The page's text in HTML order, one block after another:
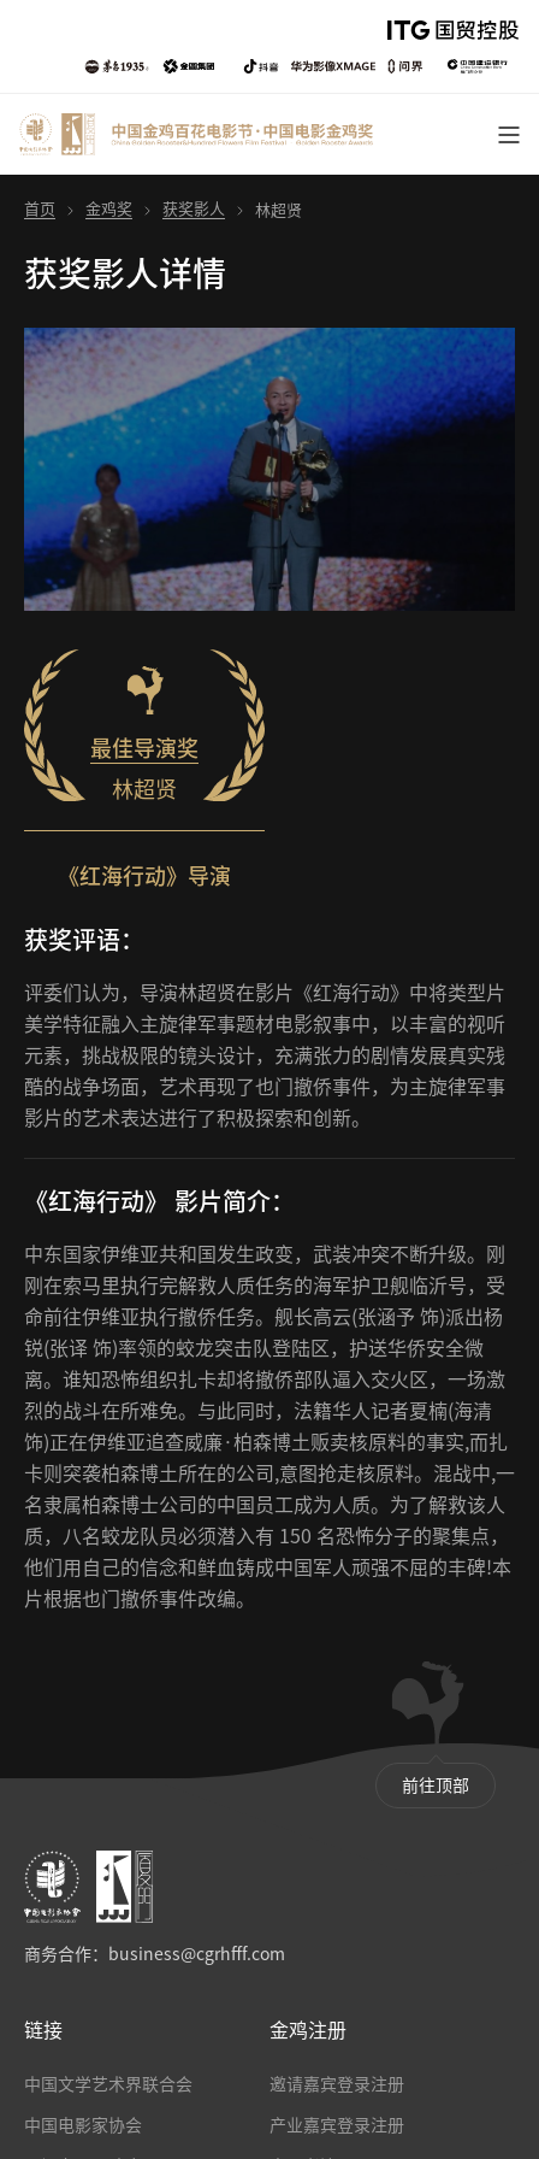
首页 金鸡奖 获奖影人 林超贤
获奖影人详情
最佳导演奖
林超贤
《红海行动》导演
获奖评语：
评委们认为，导演林超贤在影片《红海行动》中将类型片
美学特征融入主旋律军事题材电影叙事中，以丰富的视听
元素，挑战极限的镜头设计，充满张力的剧情发展真实残
酷的战争场面，艺术再现了也门撤侨事件，为主旋律军事
影片的艺术表达进行了积极探索和创新。
《红海行动》 影片简介：
中东国家伊维亚共和国发生政变，武装冲突不断升级。刚
刚在索马里执行完解救人质任务的海军护卫舰临沂号，受
命前往伊维亚执行撤侨任务。舰长高云(张涵予 饰)派出杨
锐(张译 饰)率领的蛟龙突击队登陆区，护送华侨安全微
离。谁知恐怖组织扎卡却将撤侨部队逼入交火区，一场激
烈的战斗在所难免。与此同时，法籍华人记者夏楠(海清
饰)正在伊维亚追查威廉·柏森博土贩卖核原料的事实,而扎
卡则突袭柏森博土所在的公司,意图抢走核原料。混战中,一
名隶属柏森博士公司的中国员工成为人质。为了解救该人
质，八名蛟龙队员必须潜入有 150 名恐怖分子的聚集点，
他们用自己的信念和鲜血铸成中国军人顽强不屈的丰碑!本
片根据也门撤侨事件改编。
前往顶部
商务合作： business@cgrhfff.com
链接
中国文学艺术界联合会
中国电影家协会
金鸡注册
邀请嘉宾登录注册
产业嘉宾登录注册